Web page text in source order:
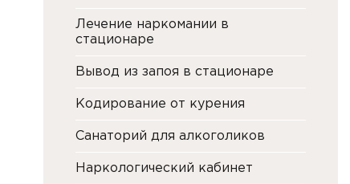
Лечение наркомании в
стационаре
Вывод из запоя в стационаре
Кодирование от курения
Санаторий для алкоголиков
Наркологический кабинет